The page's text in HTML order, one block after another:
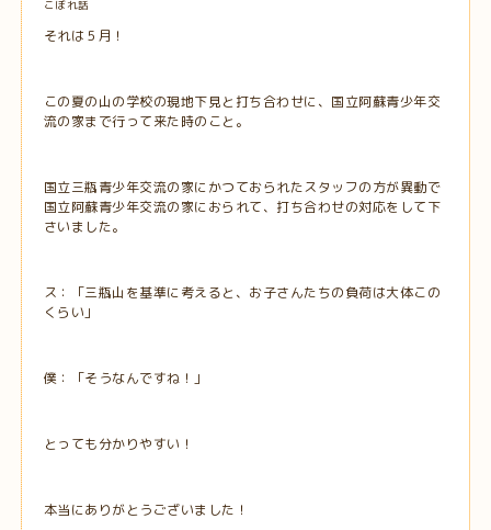
こぼれ話
それは５月！
この夏の山の学校の現地下見と打ち合わせに、国立阿蘇青少年交
流の家まで行って来た時のこと。
国立三瓶青少年交流の家にかつておられたスタッフの方が異動で
国立阿蘇青少年交流の家におられて、打ち合わせの対応をして下
さいました。
ス：「三瓶山を基準に考えると、お子さんたちの負荷は大体この
くらい」
僕：「そうなんですね！」
とっても分かりやすい！
本当にありがとうございました！